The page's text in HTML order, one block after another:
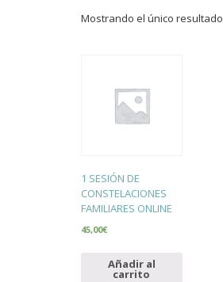
Mostrando el único resultado
1 SESIÓN DE
CONSTELACIONES
FAMILIARES ONLINE
45,00€
Añadir al
carrito